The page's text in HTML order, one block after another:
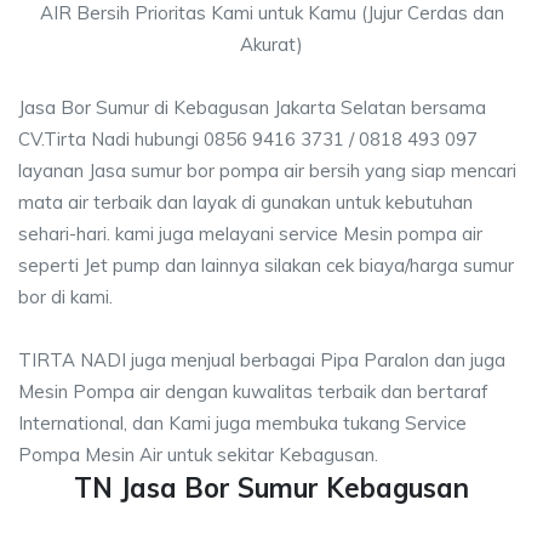
AIR Bersih Prioritas Kami untuk Kamu (Jujur Cerdas dan
Akurat)
Jasa Bor Sumur di Kebagusan Jakarta Selatan bersama
CV.Tirta Nadi hubungi 0856 9416 3731 / 0818 493 097
layanan Jasa sumur bor pompa air bersih yang siap mencari
mata air terbaik dan layak di gunakan untuk kebutuhan
sehari-hari. kami juga melayani service Mesin pompa air
seperti Jet pump dan lainnya silakan cek biaya/harga sumur
bor di kami.
TIRTA NADI juga menjual berbagai Pipa Paralon dan juga
Mesin Pompa air dengan kuwalitas terbaik dan bertaraf
International, dan Kami juga membuka tukang Service
Pompa Mesin Air untuk sekitar Kebagusan.
TN Jasa Bor Sumur Kebagusan